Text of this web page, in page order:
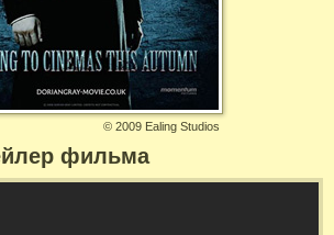
© 2009 Ealing Studios
фильма